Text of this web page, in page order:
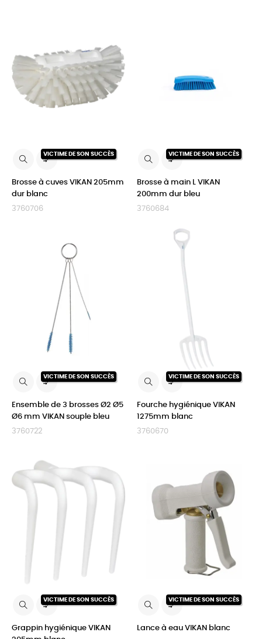
VICTIME DE SON SUCCÈS

Brosse à cuves VIKAN 205mm
dur blanc
3760706
VICTIME DE SON SUCCÈS

Brosse à main L VIKAN
200mm dur bleu
3760684
VICTIME DE SON SUCCÈS

Ensemble de 3 brosses Ø2 Ø5
Ø6 mm VIKAN souple bleu
3760722
VICTIME DE SON SUCCÈS

Fourche hygiénique VIKAN
1275mm blanc
3760670
VICTIME DE SON SUCCÈS

Grappin hygiénique VIKAN
VICTIME DE SON SUCCÈS

Lance à eau VIKAN blanc